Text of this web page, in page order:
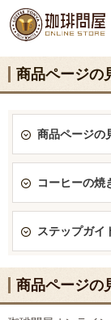
商品ページの
商品ページの
コーヒーの焼
ステップガイ
商品ページの